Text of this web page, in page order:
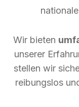
Wir bieten
unserer
stellen wir
reibungslos